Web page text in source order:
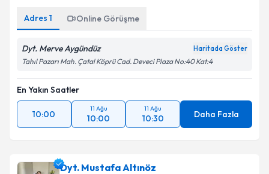
Adres 1 Online Görüşme
Dyt. Merve Aygündüz Haritada Göster
Tahıl Pazarı Mah. Çatal Köprü Cad. Deveci Plaza No:40 Kat:4
En Yakın Saatler
10:00
11 Ağu
10:00
11 Ağu
10:30 Daha Fazla
Dyt. Mustafa Altınöz